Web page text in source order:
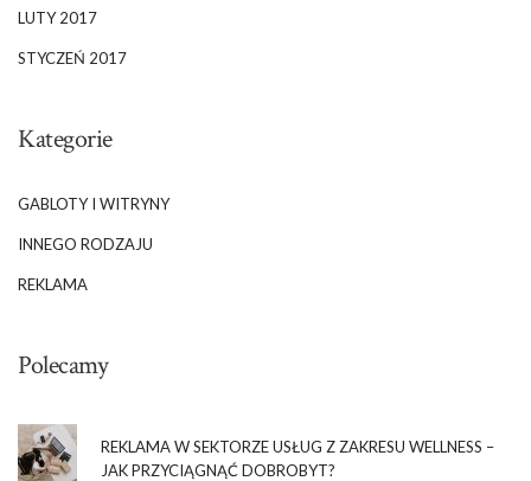
LUTY 2017
STYCZEŃ 2017
Kategorie
GABLOTY I WITRYNY
INNEGO RODZAJU
REKLAMA
Polecamy
REKLAMA W SEKTORZE USŁUG Z ZAKRESU WELLNESS –
JAK PRZYCIĄGNĄĆ DOBROBYT?